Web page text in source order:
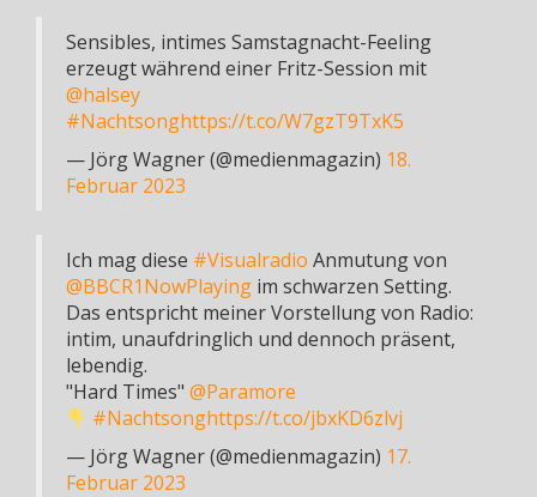
Sensibles, intimes Samstagnacht-Feeling
erzeugt während einer Fritz-Session mit
@halsey
#Nachtsonghttps://t.co/W7gzT9TxK5
— Jörg Wagner (@medienmagazin) 18.
Februar 2023
Ich mag diese #Visualradio Anmutung von
@BBCR1NowPlaying im schwarzen Setting.
Das entspricht meiner Vorstellung von Radio:
intim, unaufdringlich und dennoch präsent,
lebendig.
"Hard Times" @Paramore
#Nachtsonghttps://t.co/jbxKD6zlvj
— Jörg Wagner (@medienmagazin) 17.
Februar 2023